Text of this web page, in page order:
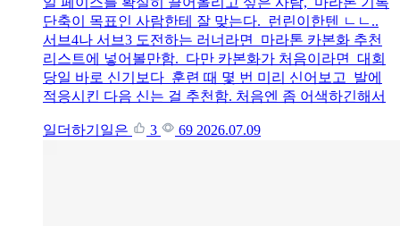
단축이 목표인 사람한테 잘 맞는다. 런린이한텐 ㄴㄴ..
서브4나 서브3 도전하는 러너라면 마라톤 카본화 추천
리스트에 넣어볼만함. 다만 카본화가 처음이라면 대회
당일 바로 신기보다 훈련 때 몇 번 미리 신어보고 발에
적응시킨 다음 신는 걸 추천함. 처음엔 좀 어색하긴해서
일더하기일은 3 69 2026.07.09